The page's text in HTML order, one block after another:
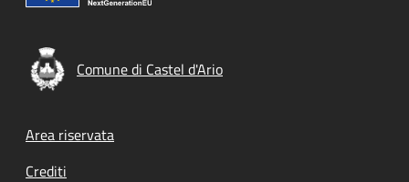
Comune di Castel d'Ario
Footer menu
Area riservata
Crediti